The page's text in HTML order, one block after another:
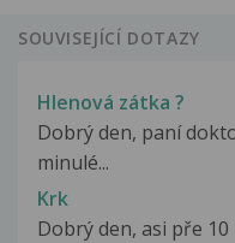
SOUVISEJÍCÍ DOTAZY
Hlenová zátka ?
Dobrý den, paní
minulé...
Krk
Dobrý den, asi pře